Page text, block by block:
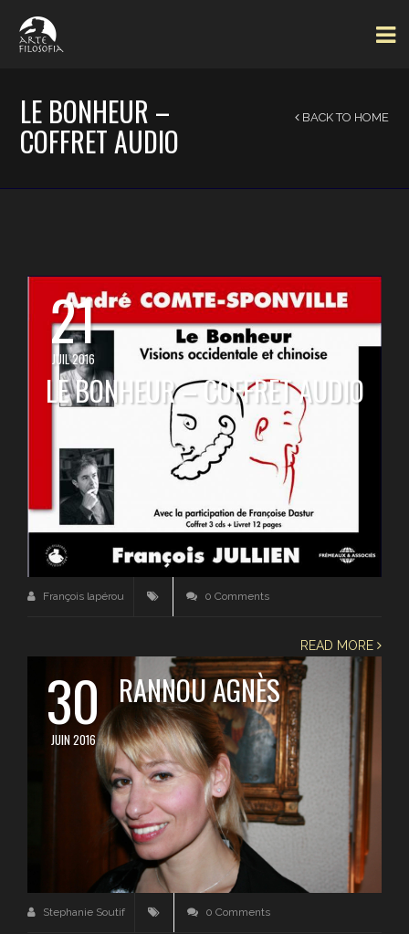
LE BONHEUR –
COFFRET AUDIO
BACK TO HOME
21
JUIL 2016
LE BONHEUR – COFFRET AUDIO
François lapérou 0 Comments
READ MORE
30
JUIN 2016
RANNOU AGNÈS
Stephanie Soutif 0 Comments